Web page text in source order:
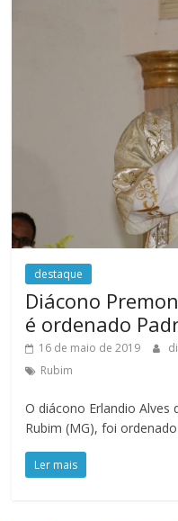
destaque
Diácono
é ordenado
16 de maio de 2019
Rubim
O diácono Erlandio Alves
Rubim (MG), foi
Ler mais